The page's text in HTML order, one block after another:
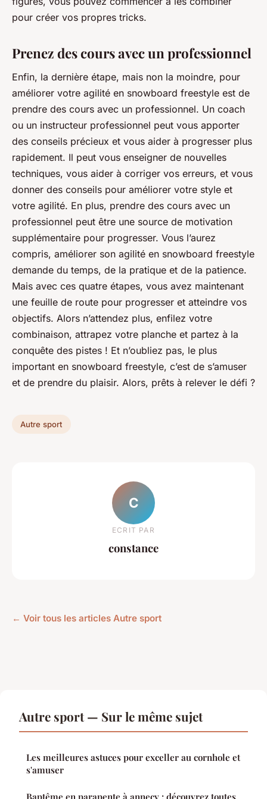
pour créer vos propres tricks.
Prenez des cours avec un professionnel
Enfin, la dernière étape, mais non la moindre, pour
améliorer votre agilité en snowboard freestyle est de
prendre des cours avec un professionnel. Un coach
ou un instructeur professionnel peut vous apporter
des conseils précieux et vous aider à progresser plus
rapidement. Il peut vous enseigner de nouvelles
techniques, vous aider à corriger vos erreurs, et vous
donner des conseils pour améliorer votre style et
votre agilité. En plus, prendre des cours avec un
professionnel peut être une source de motivation
supplémentaire pour progresser. Vous l’aurez
compris, améliorer son agilité en snowboard freestyle
demande du temps, de la pratique et de la patience.
Mais avec ces quatre étapes, vous avez maintenant
une feuille de route pour progresser et atteindre vos
objectifs. Alors n’attendez plus, enfilez votre
combinaison, attrapez votre planche et partez à la
conquête des pistes ! Et n’oubliez pas, le plus
important en snowboard freestyle, c’est de s’amuser
et de prendre du plaisir. Alors, prêts à relever le défi ?
Autre sport
C
ECRIT PAR
constance
← Voir tous les articles Autre sport
Autre sport — Sur le même sujet
Les meilleures astuces pour exceller au cornhole et
s'amuser